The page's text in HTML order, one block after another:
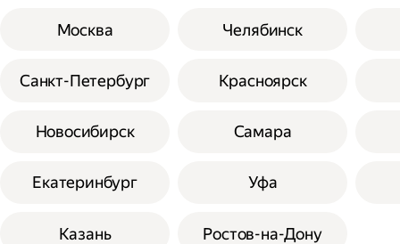
Москва
Санкт-Петербург
Новосибирск
Екатеринбург
Казань
Челябинск
Красноярск
Самара
Уфа
Ростов-на-Дону